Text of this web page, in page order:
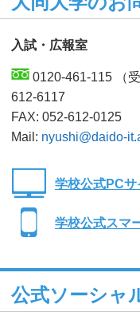
入試・広報室
0120-461-115 （
612-6117
FAX: 052-612-0125
Mail: nyushi@daido-
学校公式PCサ
学校公式スマ
公式ソーシャ